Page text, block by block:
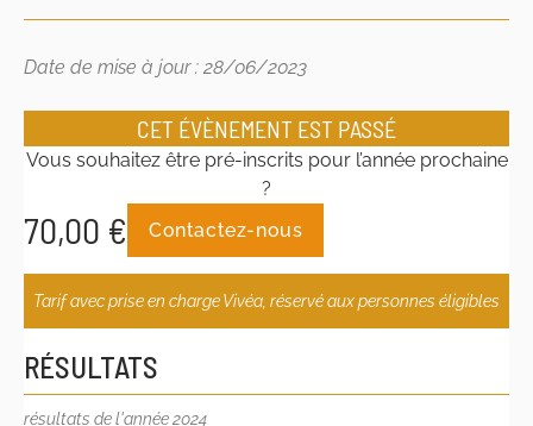
Date de mise à jour : 28/06/2023
CET ÉVÈNEMENT EST PASSÉ
Vous souhaitez être pré-inscrits pour l’année prochaine
?
70,00 € Contactez-nous
Tarif avec prise en charge Vivéa, réservé aux personnes éligibles
RÉSULTATS
résultats de l'année 2024